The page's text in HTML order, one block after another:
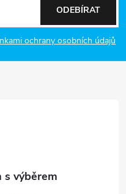
ochrany osobních údajů
ODEBÍRAT